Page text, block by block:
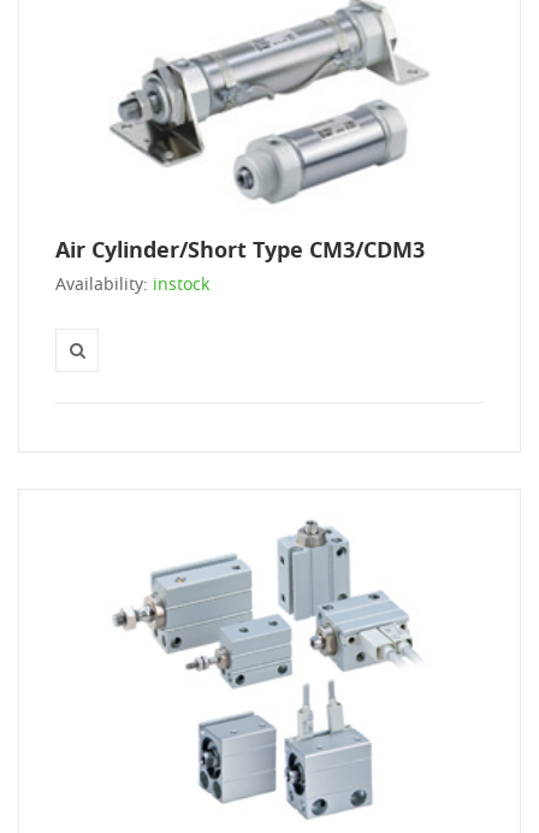
Air Cylinder/Short Type CM3/CDM3
Availability: instock